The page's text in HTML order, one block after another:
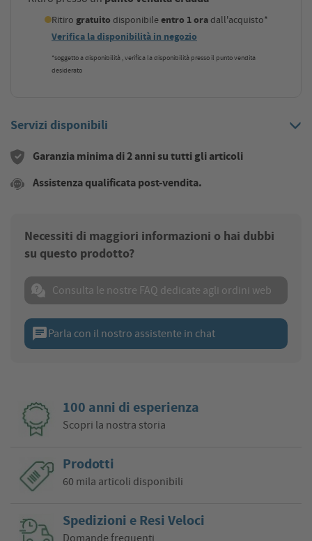
Ritiro gratuito disponibileentro 1 oradall'acquisto*
Verifica la disponibilità in negozio
*soggetto a disponibilità , verifica la disponibilità presso il punto vendita
desiderato
Servizi disponibili
Garanzia minima di 2 anni su tutti gli articoli
Assistenza qualificata post-vendita.
Necessiti di maggiori informazioni o hai dubbi
su questo prodotto?
Consulta le nostre FAQ dedicate agli ordini web
chatParla con il nostro assistente in chat
100 anni di esperienza
Scopri la nostra storia
Prodotti
60 mila articoli disponibili
Spedizioni e Resi Veloci